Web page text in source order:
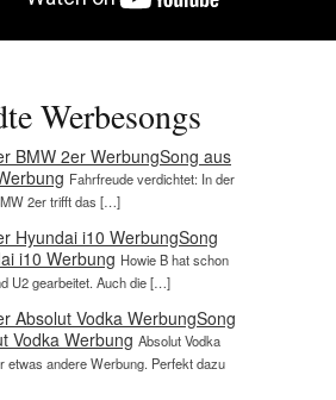
Werbesongs
Song aus
Fahrfreude verdichtet: In der
2er trifft das […]
Song
i10 Werbung Howie B hat schon
U2 gearbeitet. Auch die […]
Song
Vodka Werbung Absolut Vodka
etwas andere Werbung. Perfekt dazu